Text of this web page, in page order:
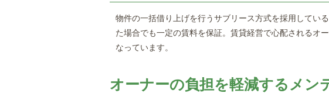
物件の一括借り上げを行うサブリース方式を採用してい
た場合でも一定の賃料を保証。賃貸経営で心配されるオ
なっています。
オーナーの負担を軽減するメン